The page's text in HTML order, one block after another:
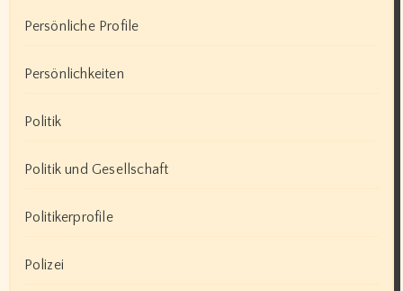
Persönliche Profile
Persönlichkeiten
Politik
Politik und Gesellschaft
Politikerprofile
Polizei